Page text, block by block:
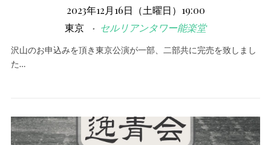
2023年12月16日（土曜日）19:00
東京
セルリアンタワー能楽堂
沢山のお申込みを頂き東京公演が一部、二部共に完売を致しまし
た…